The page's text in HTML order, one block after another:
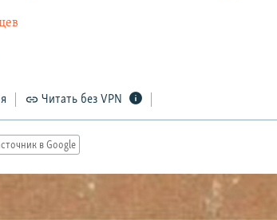
Читать без VPN
в Google